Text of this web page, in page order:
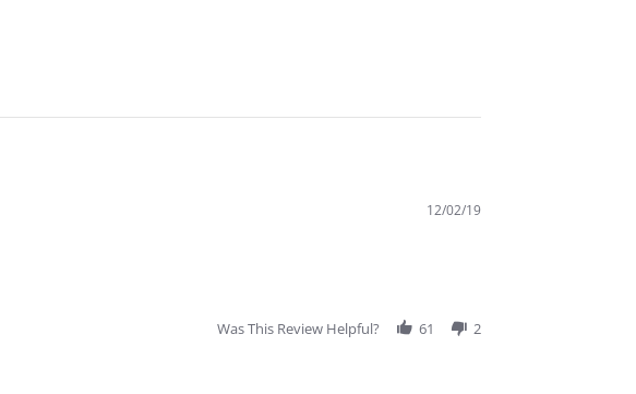
12/02/19
Was This Review Helpful? 61 2